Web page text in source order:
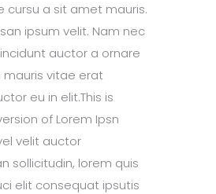
cursu a sit amet mauris.
ipsum velit. Nam nec
auctor a ornare
mauris vitae erat
eu in elit.This is
of Lorem Ipsn
velit auctor
sollicitudin, lorem quis
elit consequat ipsutis